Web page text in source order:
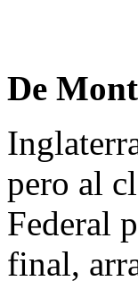
De
pero al
Federal
final,